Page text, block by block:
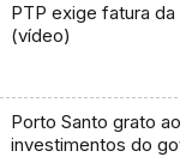
PTP exige fatura
(vídeo)
Porto Santo grato
investimentos do